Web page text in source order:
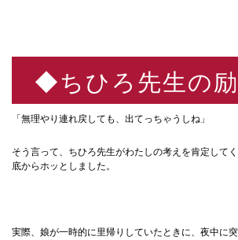
◆ちひろ先生の
「無理やり連れ戻しても、出てっちゃうしね」
そう言って、ちひろ先生がわたしの考えを肯定して
底からホッとしました。
実際、娘が一時的に里帰りしていたときに、夜中に